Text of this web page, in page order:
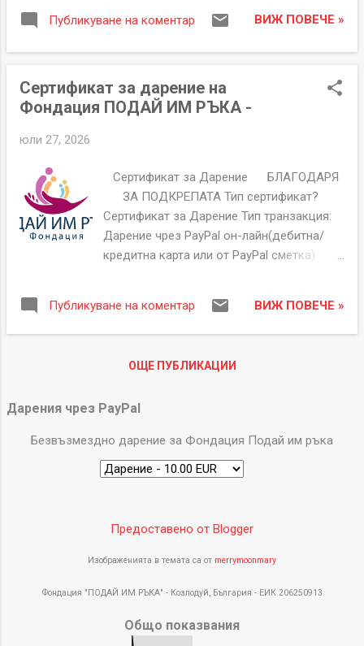
хора и те остават предадени и сами със проблемите си,
идваме ние с кураж и без да съдим и теглим съдбата на
държава, приятели и роднини, за които те са работили,
строили, учили, лекували и делили от залъка си.
Безвъзмездно дарение за Фондация Подай им ръка
Дарение - 10.00 EUR Дарение - 20.00 EUR Дарение - 50.00
EUR Дарение - 100.00 EUR Дарение - 150.00 EUR Дарение
- 200.00 EUR Дарение - 500.00 EUR Дарение - 1000.00 EUR
Публикуване на коментар ВИЖ ПОВЕЧЕ »
Сертификат за дарение на
Фондация ПОДАЙ ИМ РЪКА -
юли 27, 2026
Сертификат за Дарение БЛАГОДАРЯ
ЗА ПОДКРЕПАТА Тип сертификат?
Сертификат за Дарение Тип транзакция:
Дарение чрез PayPal он-лайн(дебитна/
кредитна карта или от PayPal сметка).
проложимо) PayPal Giving Fund Ireland
Имейл ###### Основание/Кампания/
Фондация "ПОДАЙ ИМ РЪКА"- PayPal
...
Публикуване на коментар ВИЖ ПОВЕЧЕ »
ОЩЕ ПУБЛИКАЦИИ
Дарения чрез PayPal
Безвъзмездно дарение за Фондация Подай им ръка
Предоставено от Blogger
Изображенията в темата са от merrymoonmary
Фондация "ПОДАЙ ИМ РЪКА" - Козлодуй, България - ЕИК 206250913
Общо показвания